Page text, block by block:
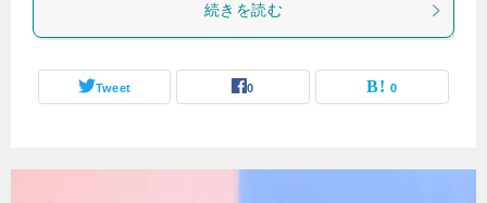
続きを読む
Tweet 0 0